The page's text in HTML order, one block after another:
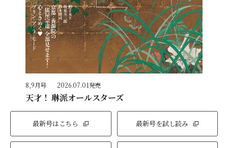
8,9月号 2026.07.01発売
天才！ 琳派オールスターズ
最新号はこちら 最新号を試し読み